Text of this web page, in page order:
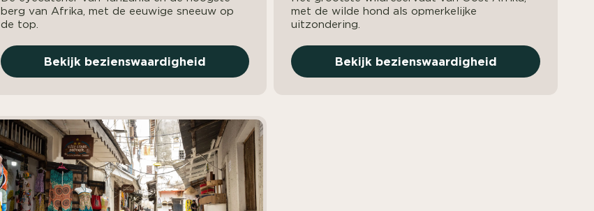
berg van Afrika, met de eeuwige sneeuw op
de top.
Bekijk bezienswaardigheid
met de wilde hond als opmerkelijke
uitzondering.
Bekijk bezienswaardigheid